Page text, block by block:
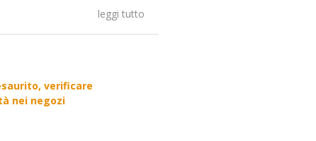
leggi tutto
verificare
nei negozi